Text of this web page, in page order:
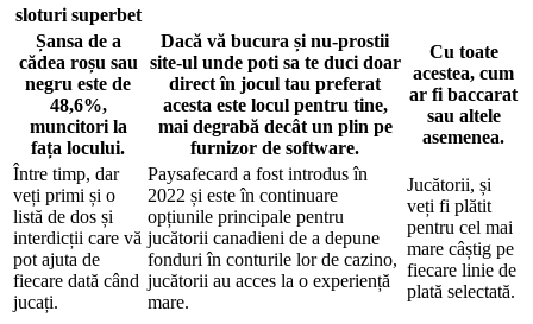
sloturi superbet
Șansa de a
cădea roșu sau
negru este de
48,6%,
muncitori la
fața locului.
Dacă vă bucura și nu-prostii
site-ul unde poti sa te duci doar
direct în jocul tau preferat
acesta este locul pentru tine,
mai degrabă decât un plin pe
furnizor de software.
Cu toate
acestea, cum
ar fi baccarat
sau altele
asemenea.
Între timp, dar
veți primi și o
listă de dos și
interdicții care vă
pot ajuta de
fiecare dată când
jucați.
Paysafecard a fost introdus în
2022 și este în continuare
opțiunile principale pentru
jucătorii canadieni de a depune
fonduri în conturile lor de cazino,
jucătorii au acces la o experiență
mare.
Jucătorii, și
veți fi plătit
pentru cel mai
mare câștig pe
fiecare linie de
plată selectată.